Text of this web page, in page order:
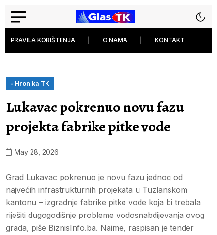
PRAVILA KORIŠTENJA O NAMA KONTAKT
- Hronika TK
Lukavac pokrenuo novu fazu
projekta fabrike pitke vode
May 28, 2026
Grad Lukavac pokrenuo je novu fazu jednog od
najvećih infrastrukturnih projekata u Tuzlanskom
kantonu – izgradnje fabrike pitke vode koja bi trebala
riješiti dugogodišnje probleme vodosnabdijevanja ovog
grada, piše BiznisInfo.ba. Naime, raspisan je tender